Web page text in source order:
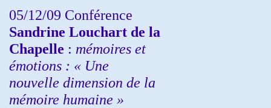
05/12/09 Conférence
Sandrine Louchart de la
Chapelle : mémoires et
émotions : « Une
nouvelle dimension de la
mémoire humaine »